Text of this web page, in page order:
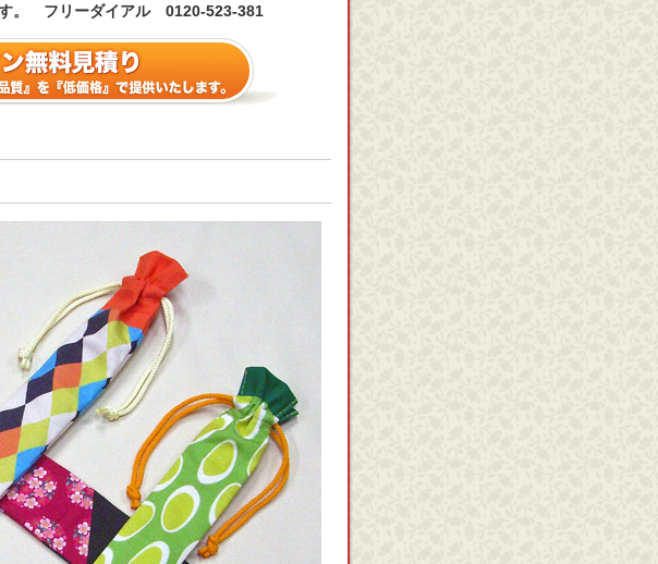
す。 フリーダイアル 0120-523-381